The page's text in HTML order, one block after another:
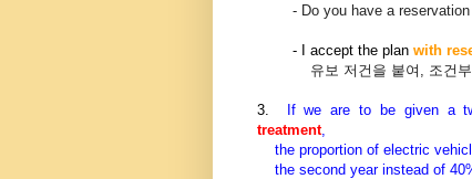
- Do you have a reservation
- I accept the plan with
유보 저건을 붙여 조건
3. If we are to be given a
treatment,
the proportion of electric
the second year instead of